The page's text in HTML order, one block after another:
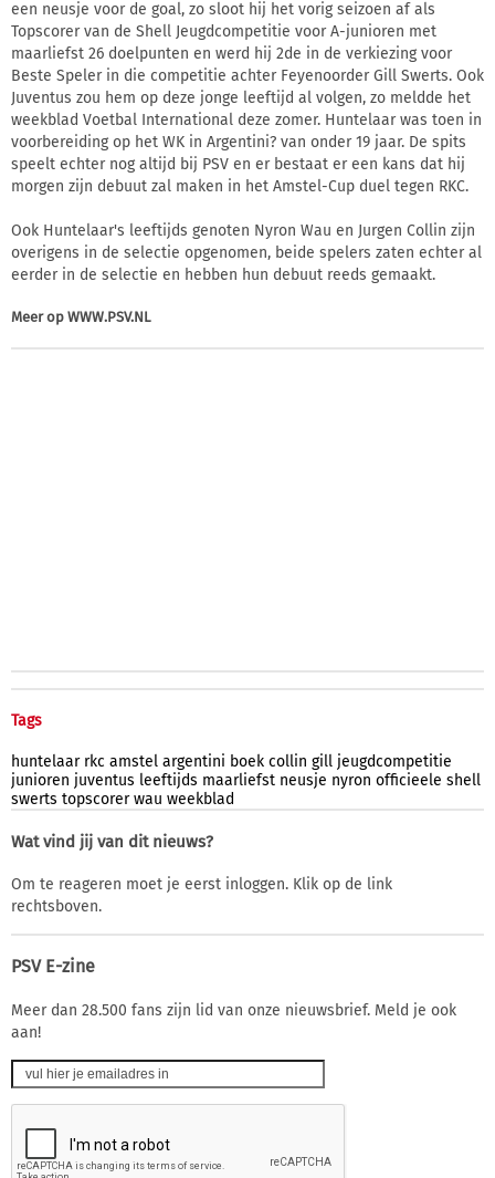
een neusje voor de goal, zo sloot hij het vorig seizoen af als
Topscorer van de Shell Jeugdcompetitie voor A-junioren met
maarliefst 26 doelpunten en werd hij 2de in de verkiezing voor
Beste Speler in die competitie achter Feyenoorder Gill Swerts. Ook
Juventus zou hem op deze jonge leeftijd al volgen, zo meldde het
weekblad Voetbal International deze zomer. Huntelaar was toen in
voorbereiding op het WK in Argentini? van onder 19 jaar. De spits
speelt echter nog altijd bij PSV en er bestaat er een kans dat hij
morgen zijn debuut zal maken in het Amstel-Cup duel tegen RKC.
Ook Huntelaar's leeftijds genoten Nyron Wau en Jurgen Collin zijn
overigens in de selectie opgenomen, beide spelers zaten echter al
eerder in de selectie en hebben hun debuut reeds gemaakt.
Meer op WWW.PSV.NL
Tags
huntelaar rkc amstel argentini boek collin gill jeugdcompetitie
junioren juventus leeftijds maarliefst neusje nyron officieele shell
swerts topscorer wau weekblad
Wat vind jij van dit nieuws?
Om te reageren moet je eerst inloggen. Klik op de link
rechtsboven.
PSV E-zine
Meer dan 28.500 fans zijn lid van onze nieuwsbrief. Meld je ook
aan!